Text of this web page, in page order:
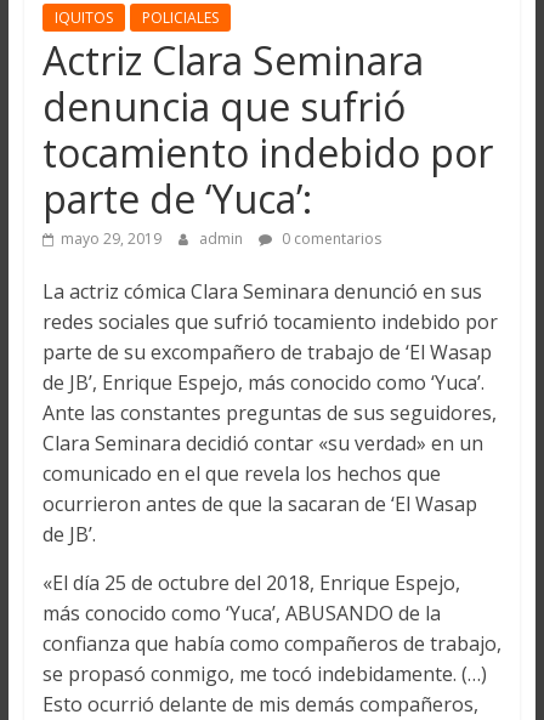
IQUITOS POLICIALES
Actriz Clara Seminara
denuncia que sufrió
tocamiento indebido por
parte de ‘Yuca’:
mayo 29, 2019 admin 0 comentarios
La actriz cómica Clara Seminara denunció en sus
redes sociales que sufrió tocamiento indebido por
parte de su excompañero de trabajo de ‘El Wasap
de JB’, Enrique Espejo, más conocido como ‘Yuca’.
Ante las constantes preguntas de sus seguidores,
Clara Seminara decidió contar «su verdad» en un
comunicado en el que revela los hechos que
ocurrieron antes de que la sacaran de ‘El Wasap
de JB’.
«El día 25 de octubre del 2018, Enrique Espejo,
más conocido como ‘Yuca’, ABUSANDO de la
confianza que había como compañeros de trabajo,
se propasó conmigo, me tocó indebidamente. (…)
Esto ocurrió delante de mis demás compañeros,